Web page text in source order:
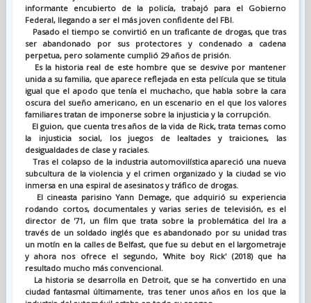
informante encubierto de la policía, trabajó para el Gobierno
Federal, llegando a ser el más joven confidente del FBI.
Pasado el tiempo se convirtió en un traficante de drogas, que tras
ser abandonado por sus protectores y condenado a cadena
perpetua, pero solamente cumplió 29 años de prisión.
Es la historia real de este hombre que se desvive por mantener
unida a su familia, que aparece reflejada en esta película que se titula
igual que el apodo que tenía el muchacho, que habla sobre la cara
oscura del sueño americano, en un escenario en el que los valores
familiares tratan de imponerse sobre la injusticia y la corrupción.
El guion, que cuenta tres años de la vida de Rick, trata temas como
la injusticia social, los juegos de lealtades y traiciones, las
desigualdades de clase y raciales.
Tras el colapso de la industria automovilística apareció una nueva
subcultura de la violencia y el crimen organizado y la ciudad se vio
inmersa en una espiral de asesinatos y tráfico de drogas.
El cineasta parisino Yann Demage, que adquirió su experiencia
rodando cortos, documentales y varias series de televisión, es el
director de '71, un film que trata sobre la problemática del Ira a
través de un soldado inglés que es abandonado por su unidad tras
un motín en la calles de Belfast, que fue su debut en el largometraje
y ahora nos ofrece el segundo, 'White boy Rick' (2018) que ha
resultado mucho más convencional.
La historia se desarrolla en Detroit, que se ha convertido en una
ciudad fantasmal últimamente, tras tener unos años en los que la